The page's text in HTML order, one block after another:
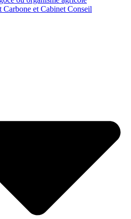
Carbone et Cabinet Conseil